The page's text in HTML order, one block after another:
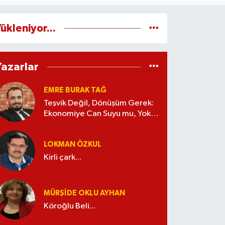
EMRE BURAK TAĞ
Teşvik Değil, Dönüşüm Gerek:
Ekonomiye Can Suyu mu, Yoksa
LOKMAN ÖZKUL
Kirli çark...
MÜRŞIDE OKLU AYHAN
Köroğlu Beli...